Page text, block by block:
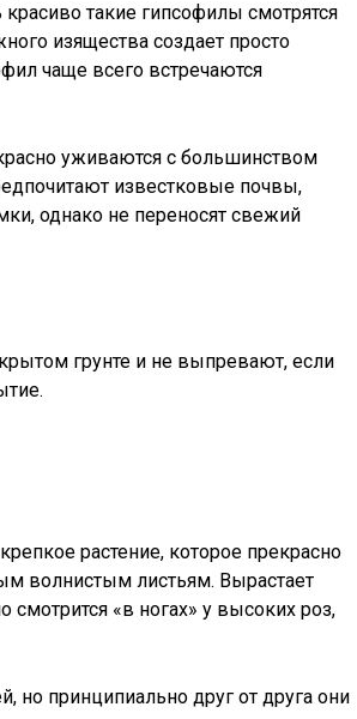
такие гипсофилы смотрятся
изящества создает просто
чаще всего встречаются
уживаются с большинством
известковые почвы,
однако не переносят свежий
грунте и не выпревают, если
растение, которое прекрасно
волнистым листьям. Вырастает
смотрится «в ногах» у высоких роз,
но принципиально друг от друга они